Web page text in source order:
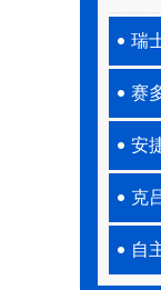
瑞
赛
安
克
自